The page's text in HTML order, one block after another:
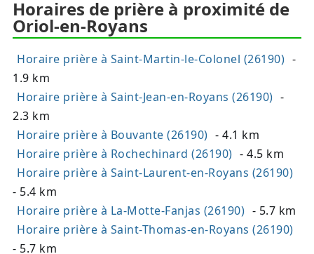
Horaires de prière à proximité de
Oriol-en-Royans
Horaire prière à Saint-Martin-le-Colonel (26190) -
1.9 km
Horaire prière à Saint-Jean-en-Royans (26190) -
2.3 km
Horaire prière à Bouvante (26190) - 4.1 km
Horaire prière à Rochechinard (26190) - 4.5 km
Horaire prière à Saint-Laurent-en-Royans (26190)
- 5.4 km
Horaire prière à La-Motte-Fanjas (26190) - 5.7 km
Horaire prière à Saint-Thomas-en-Royans (26190)
- 5.7 km